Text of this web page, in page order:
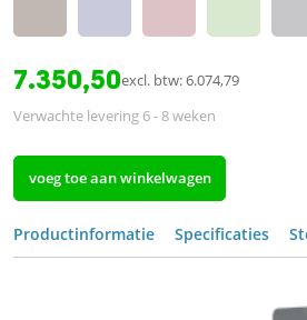
7.350,50excl. btw: 6.074,79
Verwachte levering 6 - 8 weken
voeg toe aan winkelwagen
Productinformatie Specificaties